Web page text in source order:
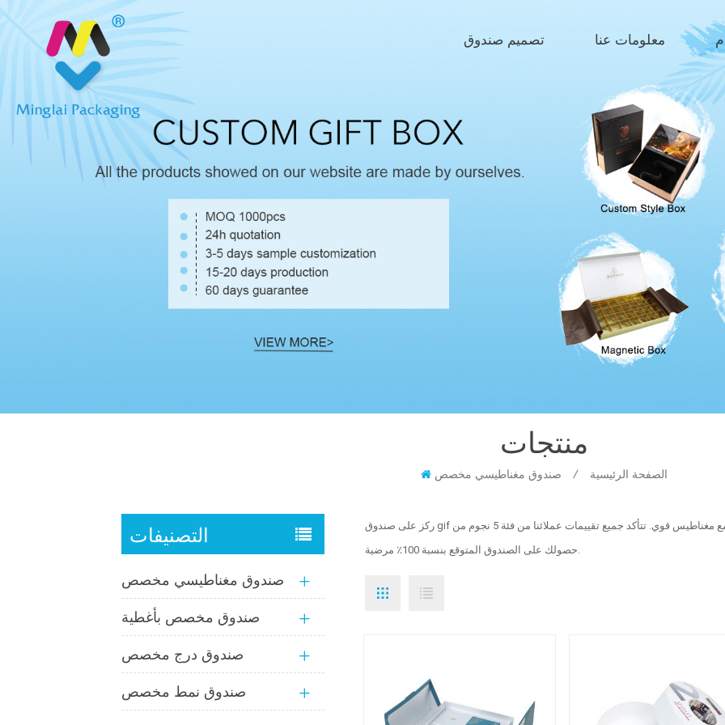
تصميم صندوق معلومات عنا
منتجات
الصفحة الرئيسية / صندوق مغناطيسي مخصص
ركز على صندوق gif المغناطيسي المخصص المصنوع من ألواح صلبة ممتازة مع مغناطيس قوي. تتأكد جميع تقييمات عملائنا من فئة 5 نجوم من
حصولك على الصندوق المتوقع بنسبة 100٪ مرضية.
التصنيفات
صندوق مغناطيسي مخصص
صندوق مخصص بأغطية
صندوق درج مخصص
صندوق نمط مخصص